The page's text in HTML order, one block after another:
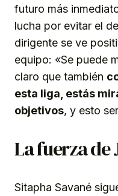
futuro más
lucha por evitar el
dirigente se ve
equipo: «Se puede
claro que también
esta liga, estás
objetivos, y esto
La fuerza de
Sitapha Savané